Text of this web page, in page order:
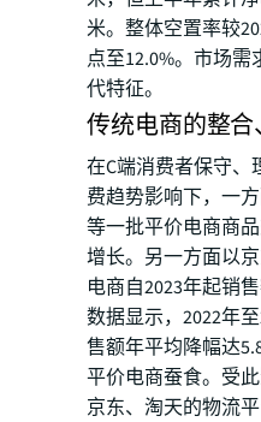
米。整体空置率较
点至12.0%。市场
代特征。
传统电商的整
在C端消费者保守、
费趋势影响下，一
等一批平价电商商
增长。另一方面以
电商自2023年起销
数据显示，2022年
售额年平均降幅达
平价电商蚕食。受
京东、淘天的物流